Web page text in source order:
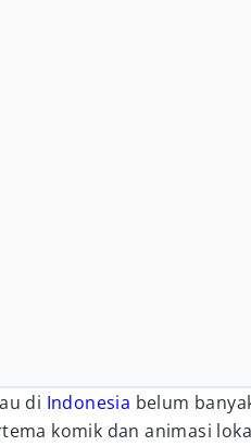
di Indonesia belum
komik dan animasi